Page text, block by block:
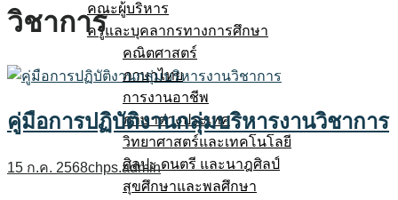
คณะผู้บริหาร
ครูและบุคลากรทางการศึกษา
คณิตศาสตร์
ภาษาไทย
การงานอาชีพ
ภาษาต่างประเทศ
วิทยาศาสตร์และเทคโนโลยี
ศิลปะ ดนตรี และนาฎศิลป์
สุขศึกษาและพลศึกษา
วิชาการ
คู่มือการปฏิบัติงานกลุ่มบริหารงานวิชาการ
15 ก.ค. 2568chps.admin